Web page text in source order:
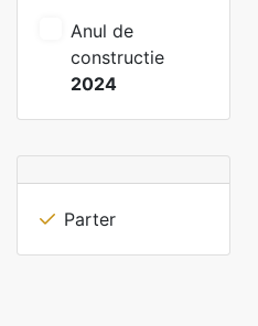
Anul de
constructie
2024
Parter